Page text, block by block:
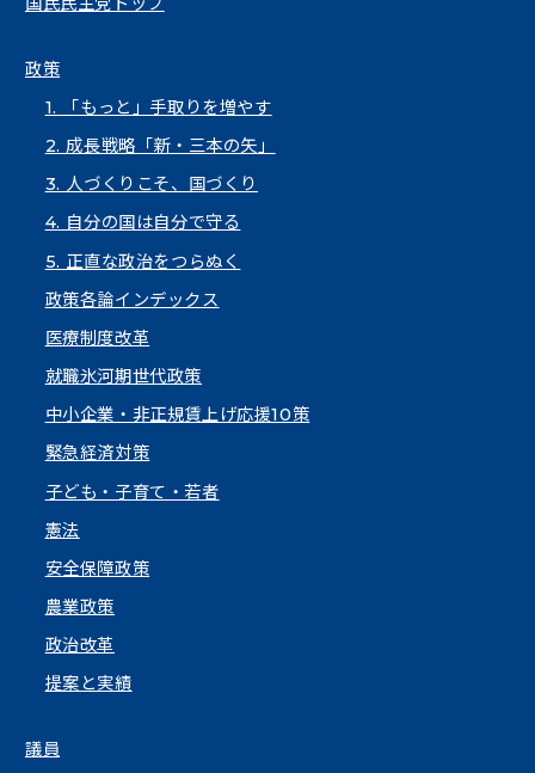
政策
1. 「もっと」手取りを増やす
2. 成長戦略「新・三本の矢」
3. 人づくりこそ、国づくり
4. 自分の国は自分で守る
5. 正直な政治をつらぬく
政策各論インデックス
医療制度改革
就職氷河期世代政策
中小企業・非正規賃上げ応援10策
緊急経済対策
子ども・子育て・若者
憲法
安全保障政策
農業政策
政治改革
提案と実績
議員